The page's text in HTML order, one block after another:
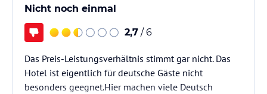
Nicht noch einmal
2,7 / 6
Das Preis-Leistungsverhältnis stimmt gar nicht. Das
Hotel ist eigentlich für deutsche Gäste nicht
besonders geegnet.Hier machen viele Deutsch